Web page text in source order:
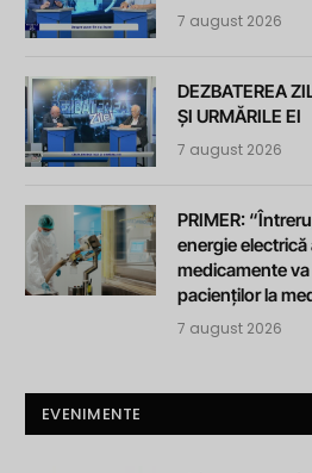
7 august 2026
DEZBATEREA
ȘI URMĂRILE EI
7 august 2026
PRIMER:
energie
medicamente
pacienților la
7 august 2026
EVENIMENTE